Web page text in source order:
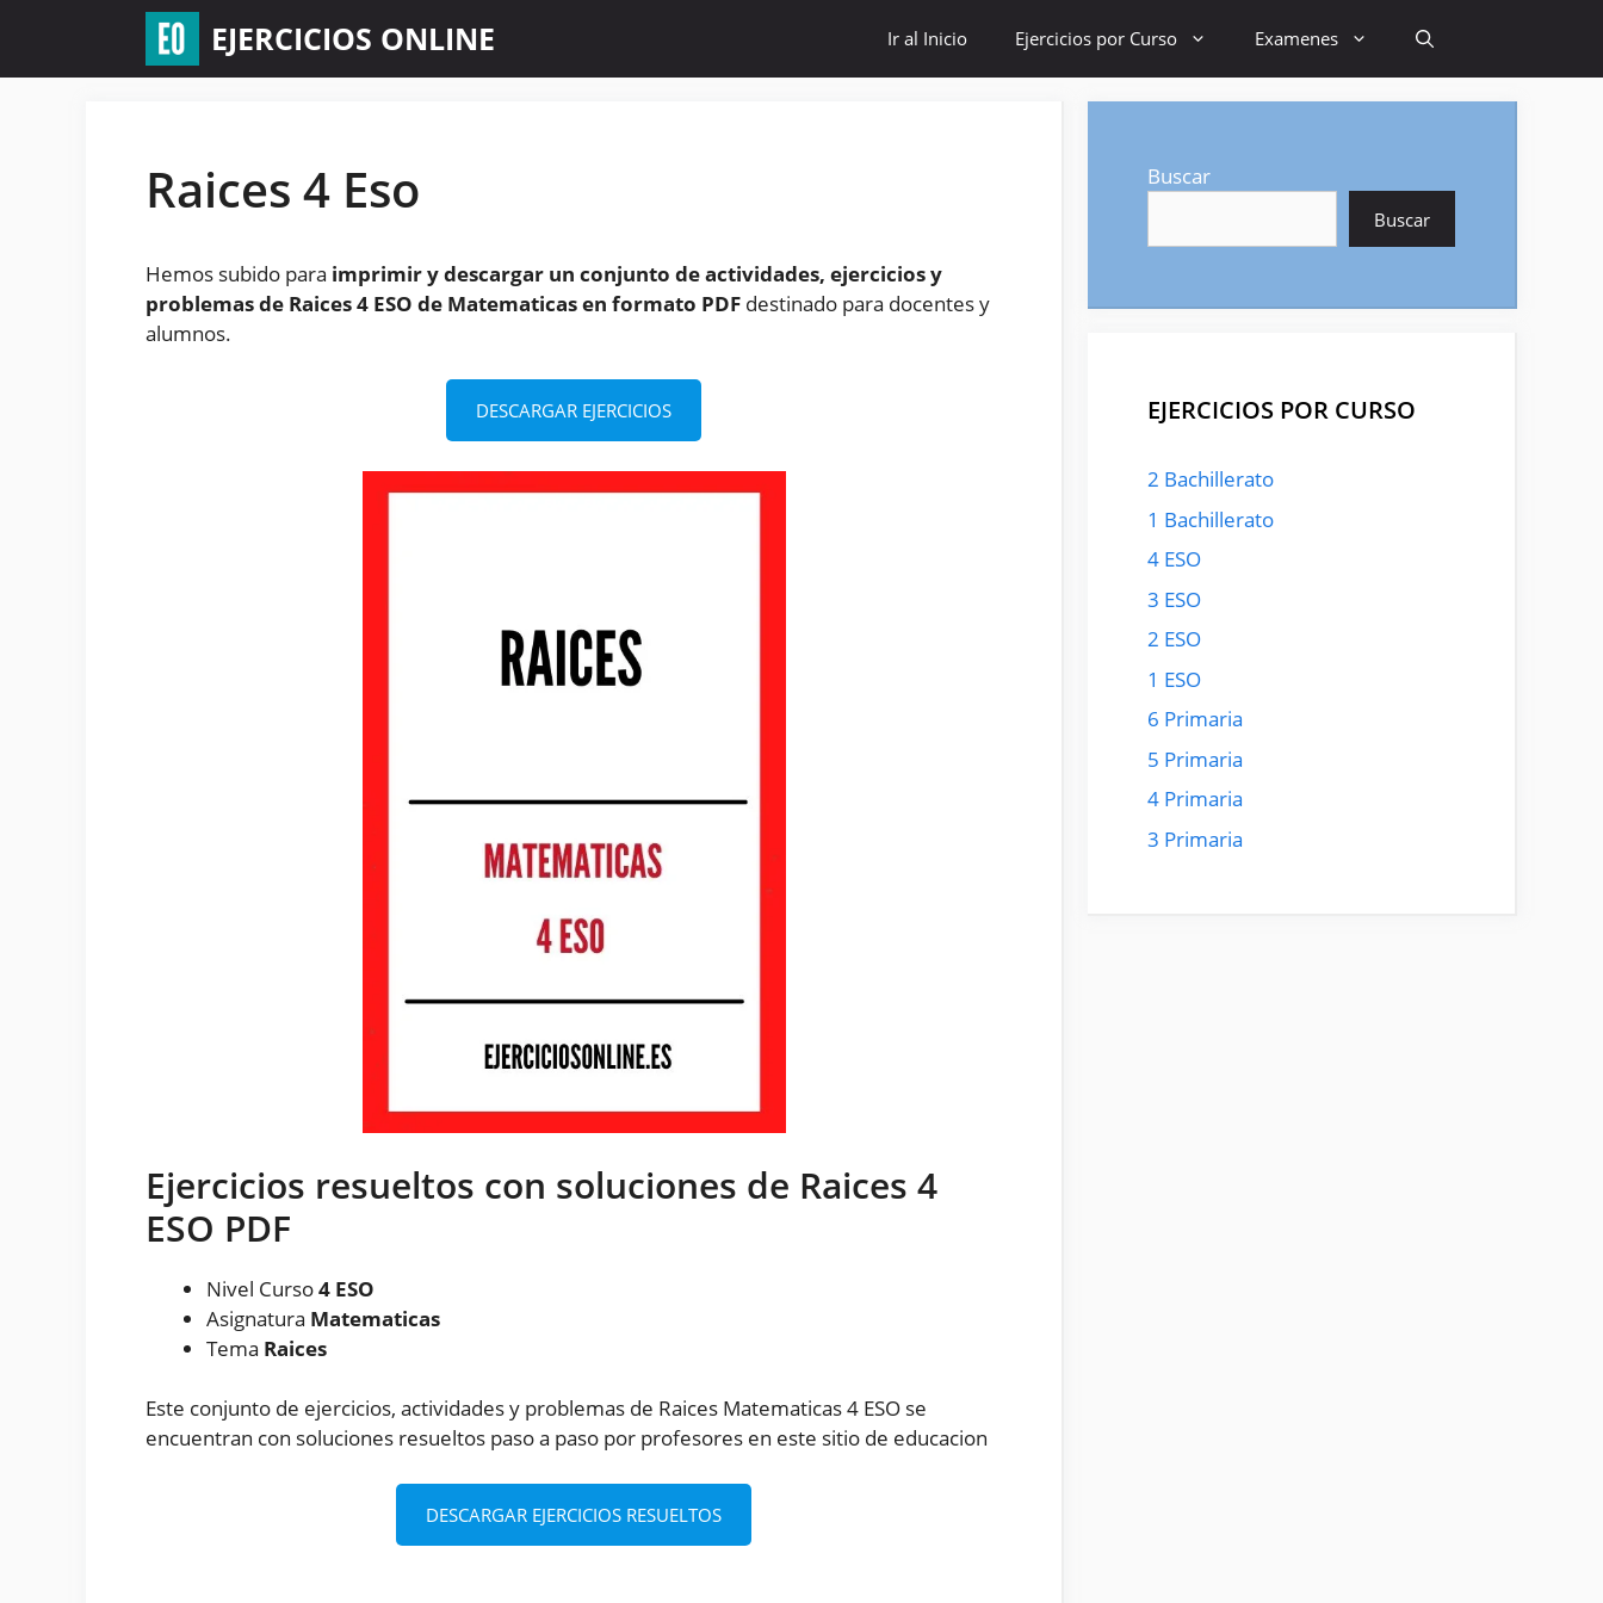
contenido
EJERCICIOS ONLINE Ir al Inicio Ejercicios por Curso Examenes
Raices 4 Eso
Hemos subido para imprimir y descargar un conjunto de actividades, ejercicios y
problemas de Raices 4 ESO de Matematicas en formato PDF destinado para docentes y
alumnos.
DESCARGAR EJERCICIOS
Ejercicios resueltos con soluciones de Raices 4
ESO PDF
Nivel Curso4 ESO
Asignatura Matematicas
Tema Raices
Este conjunto de ejercicios, actividades y problemas de Raices Matematicas 4 ESO se
encuentran con soluciones resueltos paso a paso por profesores en este sitio de educacion
DESCARGAR EJERCICIOS RESUELTOS
Buscar
Buscar
EJERCICIOS POR CURSO
2 Bachillerato
1 Bachillerato
4 ESO
3 ESO
2 ESO
1 ESO
6 Primaria
5 Primaria
4 Primaria
3 Primaria